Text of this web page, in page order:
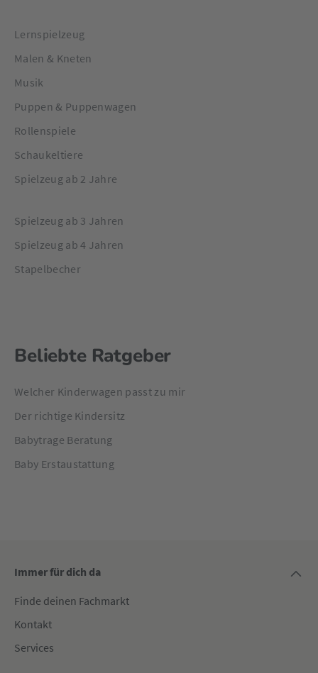
Lernspielzeug
Malen & Kneten
Musik
Puppen & Puppenwagen
Rollenspiele
Schaukeltiere
Spielzeug ab 2 Jahre
Spielzeug ab 3 Jahren
Spielzeug ab 4 Jahren
Stapelbecher
Beliebte Ratgeber
Welcher Kinderwagen passt zu mir
Der richtige Kindersitz
Babytrage Beratung
Baby Erstaustattung
Immer für dich da
Finde deinen Fachmarkt
Kontakt
Services